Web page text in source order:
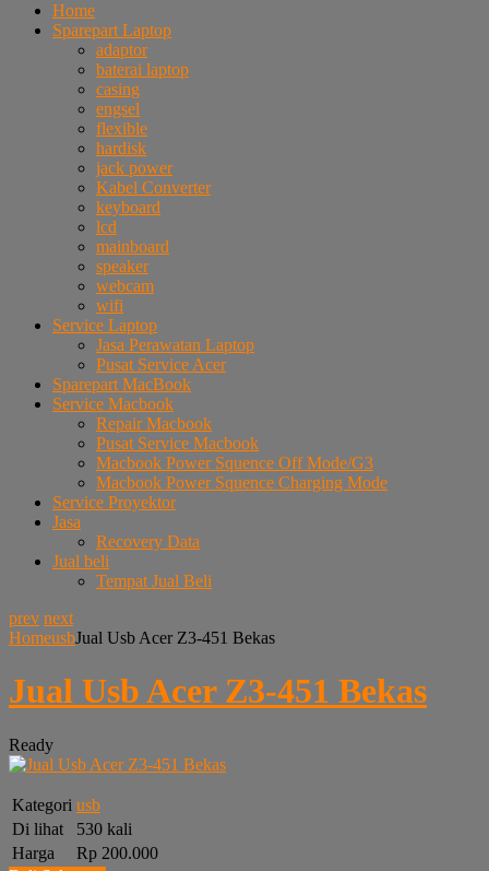
Home
Sparepart Laptop
adaptor
baterai laptop
casing
engsel
flexible
hardisk
jack power
Kabel Converter
keyboard
lcd
mainboard
speaker
webcam
wifi
Service Laptop
Jasa Perawatan Laptop
Pusat Service Acer
Sparepart MacBook
Service Macbook
Repair Macbook
Pusat Service Macbook
Macbook Power Squence Off Mode/G3
Macbook Power Squence Charging Mode
Service Proyektor
Jasa
Recovery Data
Jual beli
Tempat Jual Beli
prev next
HomeusbJual Usb Acer Z3-451 Bekas
Jual Usb Acer Z3-451 Bekas
Ready
Kategori usb
Di lihat
530 kali
Harga
Rp 200.000